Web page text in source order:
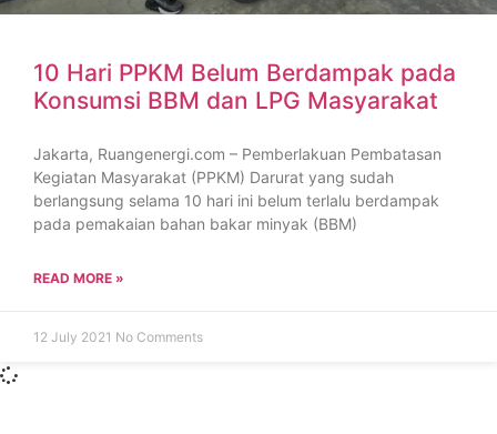
10 Hari PPKM Belum Berdampak pada
Konsumsi BBM dan LPG Masyarakat
Jakarta, Ruangenergi.com – Pemberlakuan Pembatasan
Kegiatan Masyarakat (PPKM) Darurat yang sudah
berlangsung selama 10 hari ini belum terlalu berdampak
pada pemakaian bahan bakar minyak (BBM)
READ MORE »
12 July 2021 No Comments